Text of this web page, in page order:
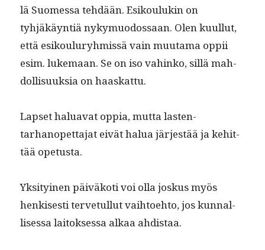
lä Suomes­sa tehdään. Esik­oulukin on
tyhjäkäyn­tiä nyky­muo­dos­saan. Olen kuul­lut,
että esik­ouluryh­mis­sä vain muu­ta­ma oppii
esim. luke­maan. Se on iso vahinko, sil­lä mah­
dol­lisuuk­sia on haaskattu.
Lapset halu­a­vat oppia, mut­ta las­ten­
tarhanopet­ta­jat eivät halua jär­jestää ja kehit­
tää opetusta.
Yksi­tyi­nen päiväkoti voi olla joskus myös
henkises­ti ter­ve­tul­lut vai­h­toe­hto, jos kun­nal­
lises­sa laitok­ses­sa alkaa ahdistaa.